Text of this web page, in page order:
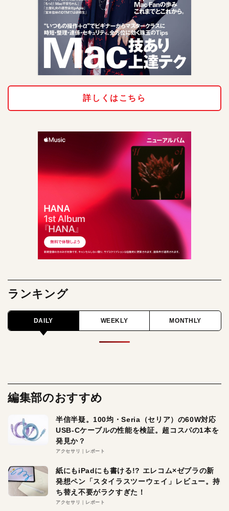
詳しくはこちら
ランキング
DAILY WEEKLY MONTHLY
編集部のおすすめ
半信半疑。100均・Seria（セリア）の60W対応
USB-Cケーブルの性能を検証。超コスパの1本を
発見か？
アクセサリ レポート
紙にもiPadにも書ける!? エレコム×ゼブラの新
発想ペン「スタイラスツーウェイ」レビュー。持
ち替え不要がラクすぎた！
アクセサリ レポート